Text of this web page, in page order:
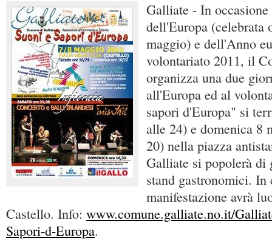
Galliate - In occasione
dell'Europa (celebrata
maggio) e dell'Anno
volontariato 2011, il
organizza una due
all'Europa ed al
sapori d'Europa" si
alle 24) e domenica 8
20) nella piazza
Galliate si popolerà di
stand gastronomici.
manifestazione avrà
Castello. Info: www.comune.galliate.no.it/
Sapori-d-Europa.